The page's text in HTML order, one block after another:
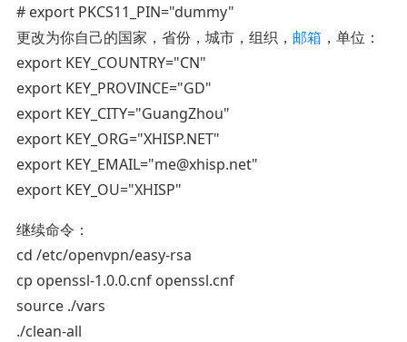
# export PKCS11_PIN="dummy"
更改为你自己的国家，省份，城市，组织， 邮箱 ，单位：
export KEY_COUNTRY="CN"
export KEY_PROVINCE="GD"
export KEY_CITY="GuangZhou"
export KEY_ORG="XHISP.NET"
export KEY_EMAIL="me@xhisp.net"
export KEY_OU="XHISP"
继续命令：
cd /etc/openvpn/easy-rsa
cp openssl-1.0.0.cnf openssl.cnf
source ./vars
./clean-all